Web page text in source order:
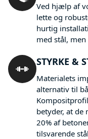
Ved hjælp af
lette og
hurtig
med stål,
STYRKE &
Materialets
alternativ til
betyder, at
20% af
tilsvarende